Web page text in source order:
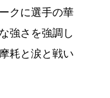
クに選手の華
強さを強調し
耗と涙と戦い